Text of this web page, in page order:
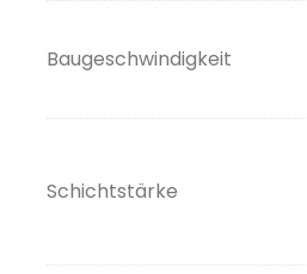
Baugeschwindigkeit
Schichtstärke